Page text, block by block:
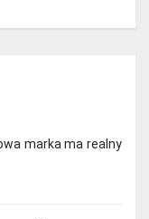
marka ma realny